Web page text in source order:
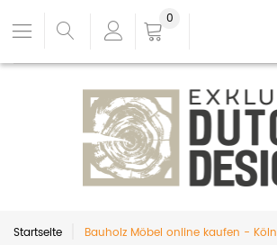
0
Startseite Bauholz Möbel online kaufen - Köln